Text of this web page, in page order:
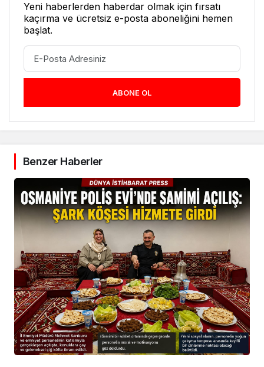
Yeni haberlerden haberdar olmak için fırsatı
kaçırma ve ücretsiz e-posta aboneliğini hemen
başlat.
ABONE OL
Benzer Haberler